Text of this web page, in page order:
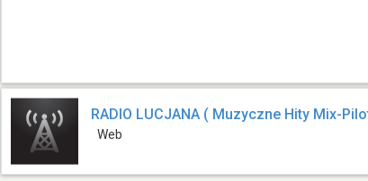
RADIO LUCJANA ( Muzyczne Hity Mix-
Web